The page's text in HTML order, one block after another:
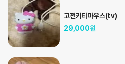
고전키티마우스(tv)
29,000원